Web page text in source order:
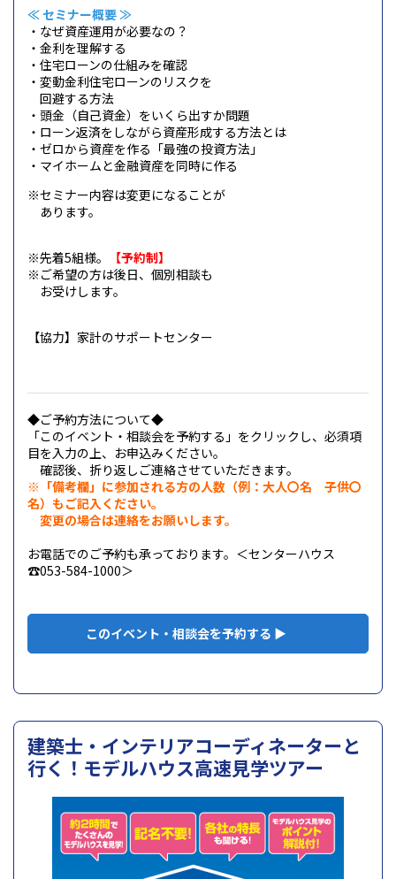
≪ セミナー概要 ≫
・なぜ資産運用が必要なの？
・金利を理解する
・住宅ローンの仕組みを確認
・変動金利住宅ローンのリスクを
回避する方法
・頭金（自己資金）をいくら出すか問題
・ローン返済をしながら資産形成する方法とは
・ゼロから資産を作る「最強の投資方法」
・マイホームと金融資産を同時に作る
※セミナー内容は変更になることが
あります。
※先着5組様。 【予約制】
※ご希望の方は後日、個別相談も
お受けします。
【協力】家計のサポートセンター
◆ご予約方法について◆
「このイベント・相談会を予約する」をクリックし、必須項
目を入力の上、お申込みください。
確認後、折り返しご連絡させていただきます。
※「備考欄」に参加される方の人数（例：大人〇名 子供〇
名）もご記入ください。
変更の場合は連絡をお願いします。
お電話でのご予約も承っております。＜センターハウス
☎053-584-1000＞
このイベント・相談会を予約する ▶
建築士・インテリアコーディネーターと
行く！モデルハウス高速見学ツアー